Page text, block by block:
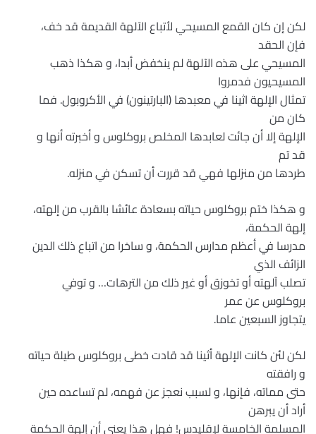
لكن إن كان القمع المسيحي لأتباع الآلهة القديمة قد خف،
فإن الحقد
المسيحي على هذه الآلهة لم ينخفض أبدا، و هكذا ذهب
المسيحيون فدمروا
تمثال الإلهة اثينا في معبدها (البارتينون) في الأكروبول. فما
كان من
الإلهة إلا أن جائت لعابدها المخلص بروكلوس و أخبرته أنها و
قد تم
طردها من منزلها فهي قد قررت أن تسكن في منزله.
و هكذا ختم بروكلوس حياته بسعادة عائشا بالقرب من إلهته،
إلهة الحكمة،
مدرسا في أعظم مدارس الحكمة، و ساخرا من اتباع ذلك الدين
الزائف الذي
تصلب آلهته أو تخوزق أو غير ذلك من الترهات… و توفي
بروكلوس عن عمر
يتجاوز السبعين عاما.
لكن لئن كانت الإلهة أثينا قد قادت خطى بروكلوس طيلة حياته
و رافقته
حتى مماته، فإنها، و لسبب نعجز عن فهمه، لم تساعده حين
أراد أن يبرهن
المسلمة الخامسة لإقليدس! فهل هذا يعني أن إلهة الحكمة